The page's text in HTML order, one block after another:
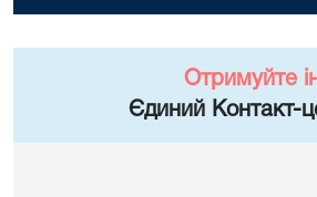
Отримуйте
Єдиний Контакт-